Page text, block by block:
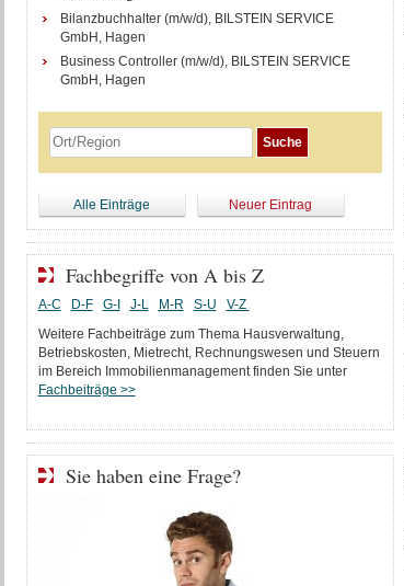
Bilanzbuchhalter (m/w/d), BILSTEIN SERVICE
GmbH, Hagen
Business Controller (m/w/d), BILSTEIN SERVICE
GmbH, Hagen
Alle Einträge Neuer Eintrag
Fachbegriffe von A bis Z
A-C D-F G-I J-L M-R S-U
V-Z
Weitere Fachbeiträge zum Thema Hausverwaltung,
Betriebskosten, Mietrecht, Rechnungswesen und Steuern
im Bereich Immobilienmanagement finden Sie unter
Fachbeiträge >>
Sie haben eine Frage?